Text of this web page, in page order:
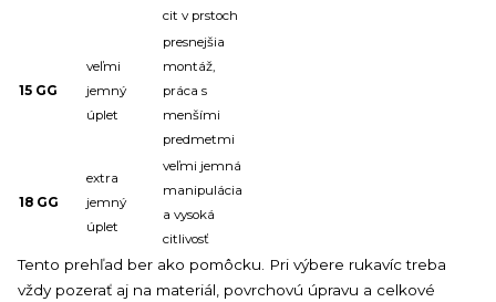
cit v prstoch
15 GG
veľmi
jemný
úplet
presnejšia
montáž,
práca s
menšími
predmetmi
18 GG
extra
jemný
úplet
veľmi jemná
manipulácia
a vysoká
citlivosť
Tento prehľad ber ako pomôcku. Pri výbere rukavíc treba
vždy pozerať aj na materiál, povrchovú úpravu a celkové